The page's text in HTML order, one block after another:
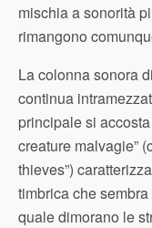
mischia a sonorità
rimangono
La colonna sonora di
continua
principale si
creature malvagie”
thieves”)
timbrica che
quale dimorano le